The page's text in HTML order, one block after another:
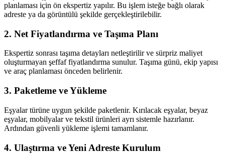
planlaması için ön ekspertiz yapılır. Bu işlem isteğe bağlı olarak
adreste ya da görüntülü şekilde gerçekleştirilebilir.
2. Net Fiyatlandırma ve Taşıma Planı
Ekspertiz sonrası taşıma detayları netleştirilir ve sürpriz maliyet
oluşturmayan şeffaf fiyatlandırma sunulur. Taşıma günü, ekip yapısı
ve araç planlaması önceden belirlenir.
3. Paketleme ve Yükleme
Eşyalar türüne uygun şekilde paketlenir. Kırılacak eşyalar, beyaz
eşyalar, mobilyalar ve tekstil ürünleri ayrı sistemle hazırlanır.
Ardından güvenli yükleme işlemi tamamlanır.
4. Ulaştırma ve Yeni Adreste Kurulum